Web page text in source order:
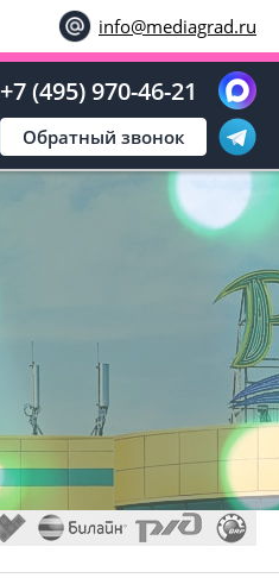
info@mediagrad.ru
+7 (495) 970-46-21
Обратный звонок